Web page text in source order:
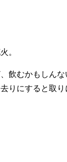
。
飲むかもしんな
りにすると取